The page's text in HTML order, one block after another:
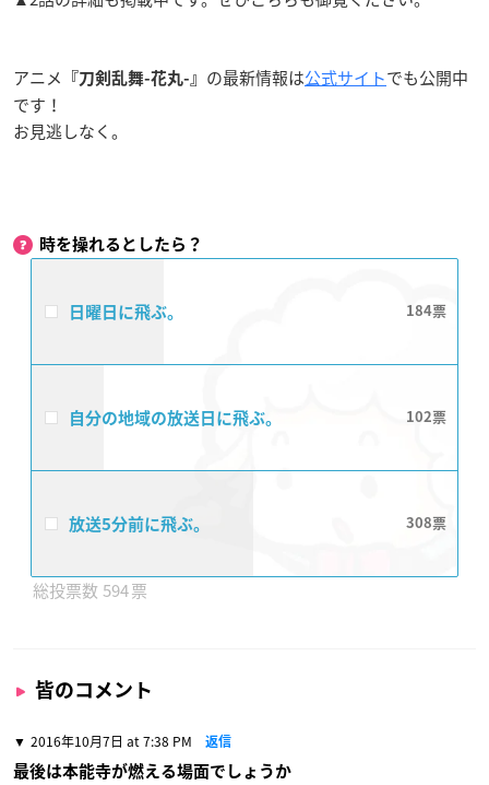
アニメ 『刀剣乱舞-花丸-』 の最新情報は公式サイトでも公開中
です！
お見逃しなく。
時を操れるとしたら？
日曜日に飛ぶ。 184
自分の地域の放送日に飛ぶ。 102
放送5分前に飛ぶ。 308
594
皆のコメント
2016年10月7日 at 7:38 PM 返信
最後は本能寺が燃える場面でしょうか